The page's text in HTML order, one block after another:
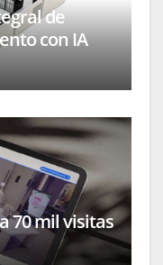
de
con IA
70 mil visitas